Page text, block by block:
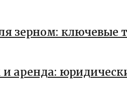
зерном: ключевые
аренда: